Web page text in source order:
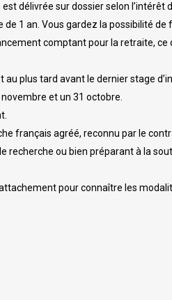
délivrée sur dossier selon
1 an. Vous gardez la possibilité
comptant pour la retraite, ce
plus tard avant le dernier stage
et un 31 octobre.
français agréé, reconnu par le
recherche ou bien préparant à la
pour connaître les